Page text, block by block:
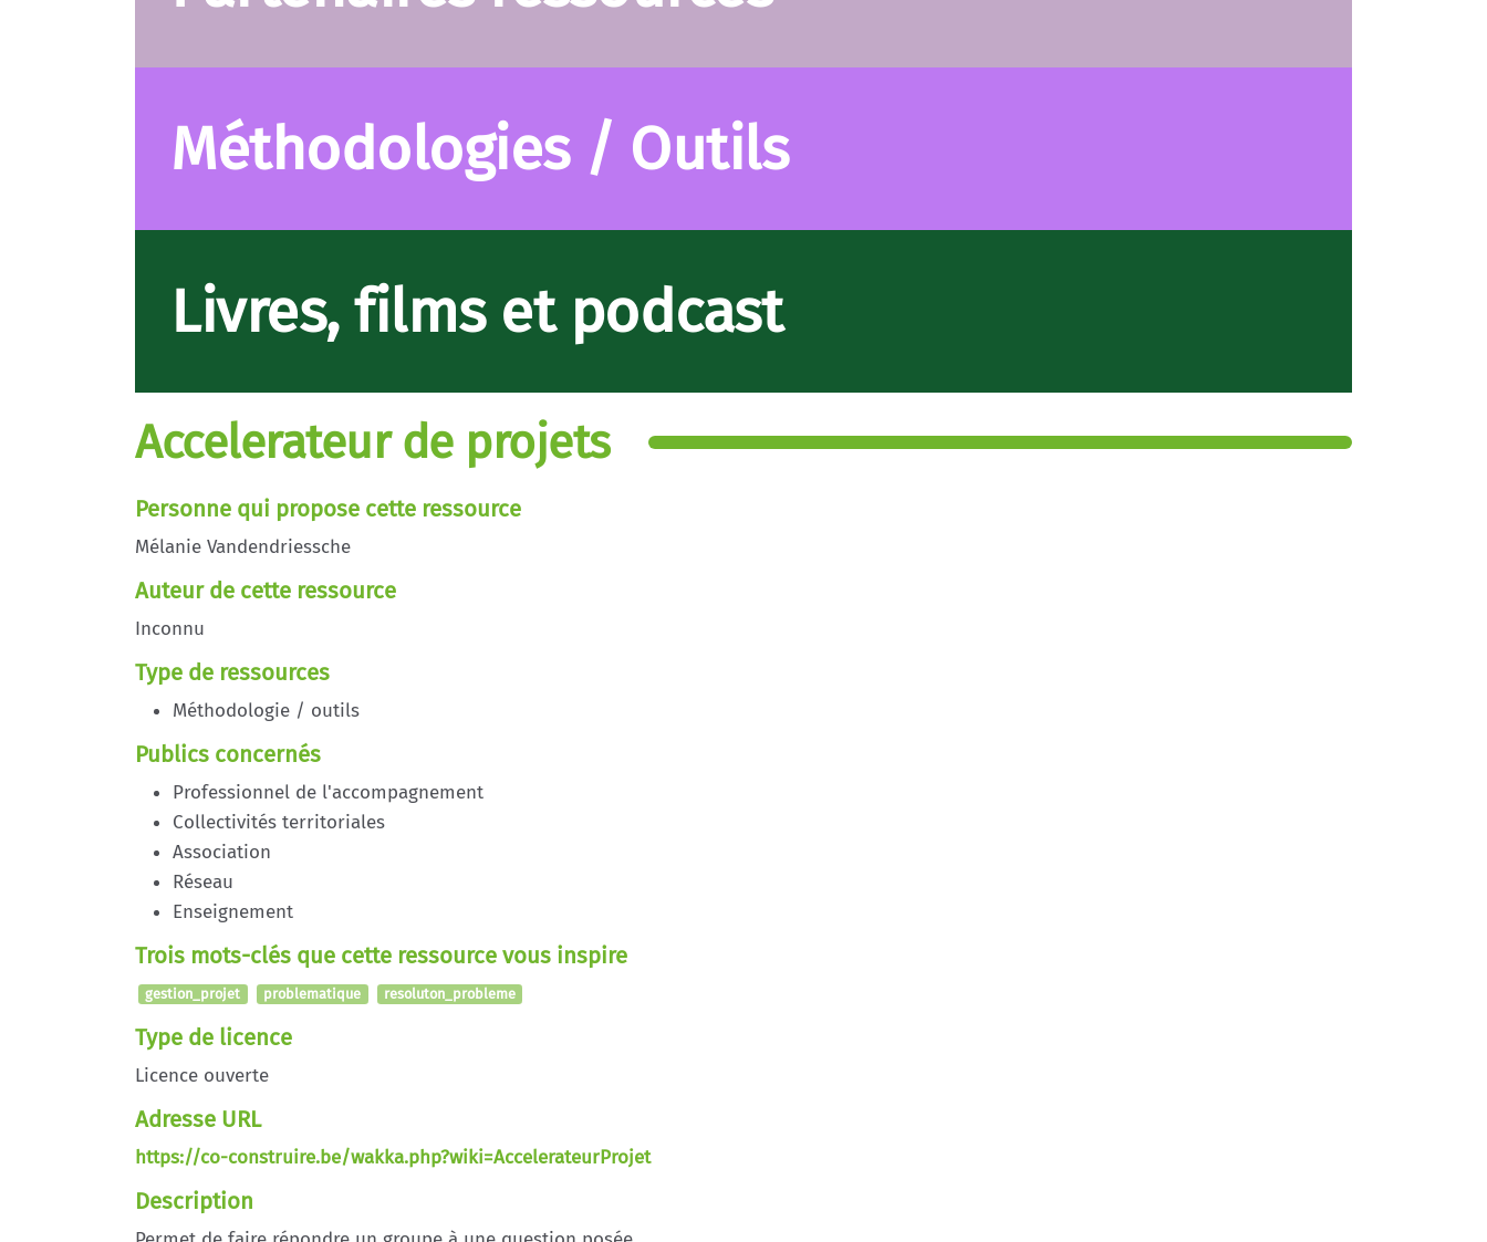
Méthodologies / Outils
Livres, films et podcast
Accelerateur de projets
Personne qui propose cette ressource
Mélanie Vandendriessche
Auteur de cette ressource
Inconnu
Type de ressources
Méthodologie / outils
Publics concernés
Professionnel de l'accompagnement
Collectivités territoriales
Association
Réseau
Enseignement
Trois mots-clés que cette ressource vous inspire
gestion_projet problematique resoluton_probleme
Type de licence
Licence ouverte
Adresse URL
https://co-construire.be/wakka.php?wiki=AccelerateurProjet
Description